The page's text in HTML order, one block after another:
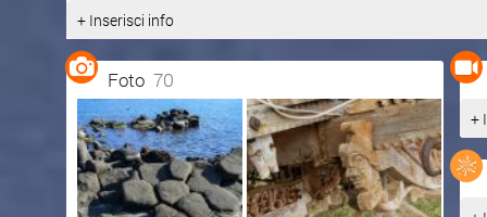
+ Inserisci info
Foto70
+